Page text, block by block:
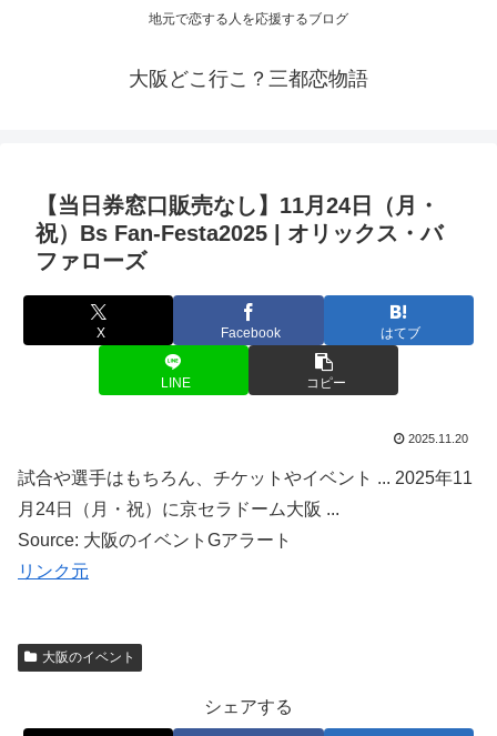
地元で恋する人を応援するブログ
大阪どこ行こ？三都恋物語
【当日券窓口販売なし】11月24日（月・
祝）Bs Fan-Festa2025 | オリックス・バ
ファローズ
X Facebook はてブ
LINE コピー
2025.11.20
試合や選手はもちろん、チケットやイベント ... 2025年11
月24日（月・祝）に京セラドーム大阪 ...
Source: 大阪のイベントGアラート
リンク元
大阪のイベント
シェアする